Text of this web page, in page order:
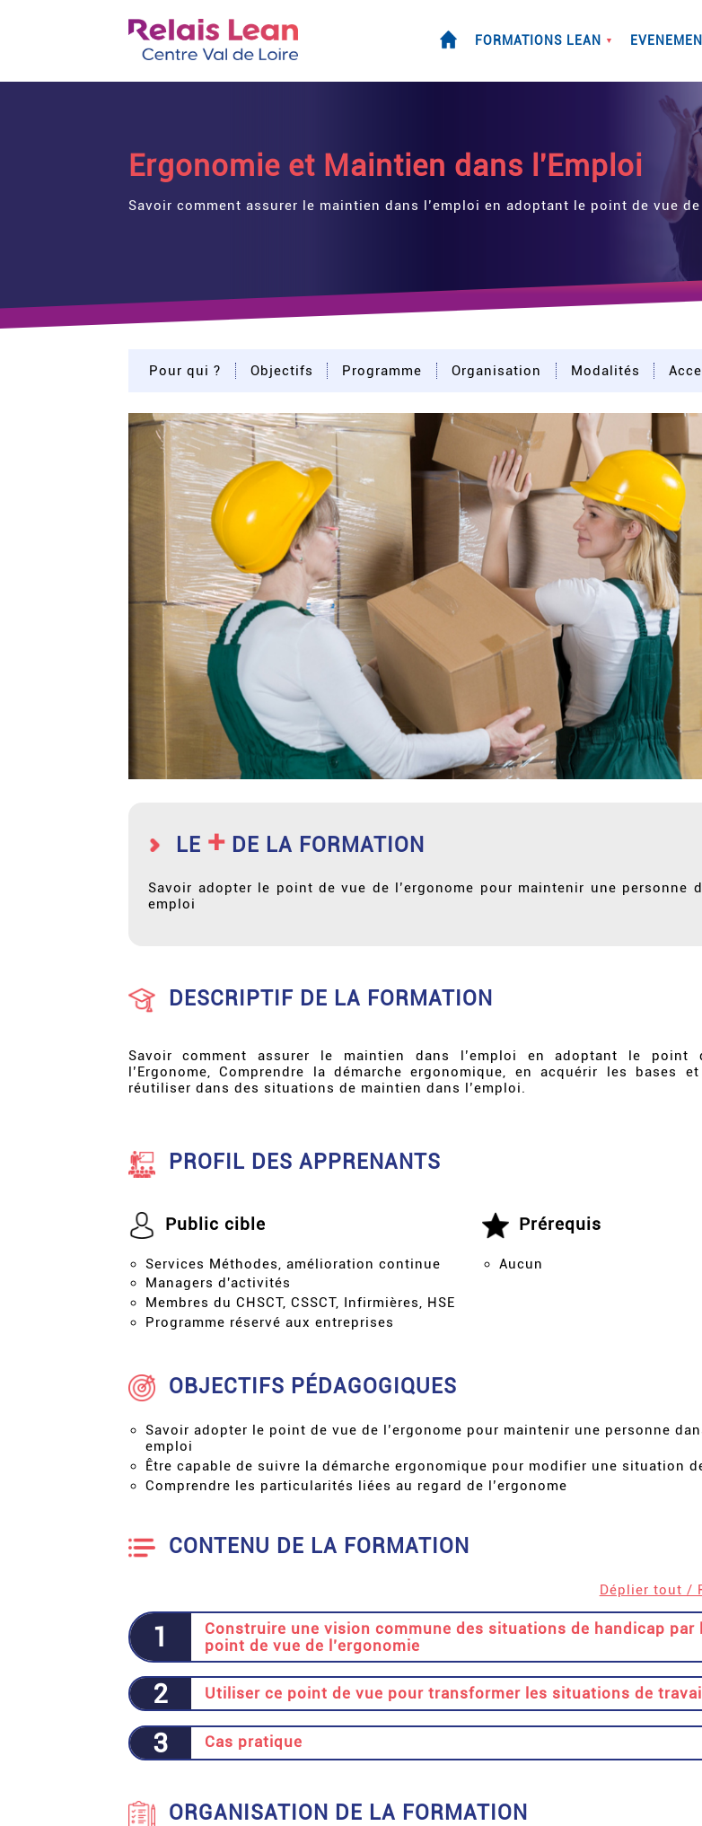
FORMATIONS LEAN ▼
Ergonomie et Maintien dans l'Emploi
Savoir comment assurer le maintien dans l’emploi en adoptant le point de vue de
Pour qui ? Objectifs Programme Organisation Modalités
LE +DE LA FORMATION
Savoir adopter le point de vue de l’ergonome pour maintenir une personne
emploi
DESCRIPTIF DE LA FORMATION
Savoir comment assurer le maintien dans l’emploi en adoptant le point
l’Ergonome, Comprendre la démarche ergonomique, en acquérir les bases
réutiliser dans des situations de maintien dans l’emploi.
PROFIL DES APPRENANTS
Public cible
Services Méthodes, amélioration continue
Managers d'activités
Membres du CHSCT, CSSCT, Infirmières, HSE
Programme réservé aux entreprises
Prérequis
Aucun
OBJECTIFS PÉDAGOGIQUES
Savoir adopter le point de vue de l’ergonome pour maintenir une personne
emploi
Être capable de suivre la démarche ergonomique pour modifier une situation
Comprendre les particularités liées au regard de l’ergonome
CONTENU DE LA FORMATION
Déplier tout /
1
Construire une vision commune des situations de handicap par
point de vue de l’ergonomie
2 Utiliser ce point de vue pour transformer les situations de travail
3 Cas pratique
ORGANISATION DE LA FORMATION